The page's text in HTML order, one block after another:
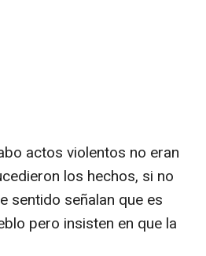
actos violentos no eran
los hechos, si no
sentido señalan que es
pero insisten en que la